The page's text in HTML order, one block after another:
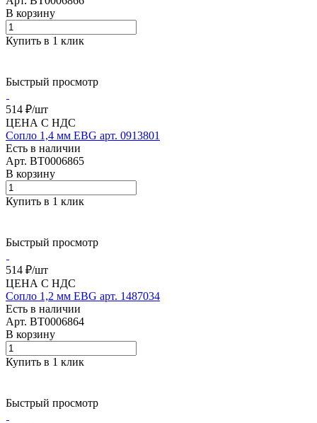
В корзину
Купить в 1 клик
Быстрый просмотр
514 ₽/шт
ЦЕНА С НДС
Сопло 1,4 мм EBG арт. 0913801
Есть в наличии
Арт. BT0006865
В корзину
Купить в 1 клик
Быстрый просмотр
514 ₽/шт
ЦЕНА С НДС
Сопло 1,2 мм EBG арт. 1487034
Есть в наличии
Арт. BT0006864
В корзину
Купить в 1 клик
Быстрый просмотр